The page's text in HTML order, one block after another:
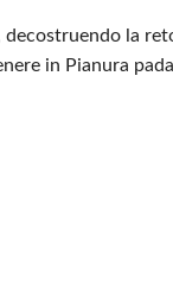
decostruendo la
in Pianura